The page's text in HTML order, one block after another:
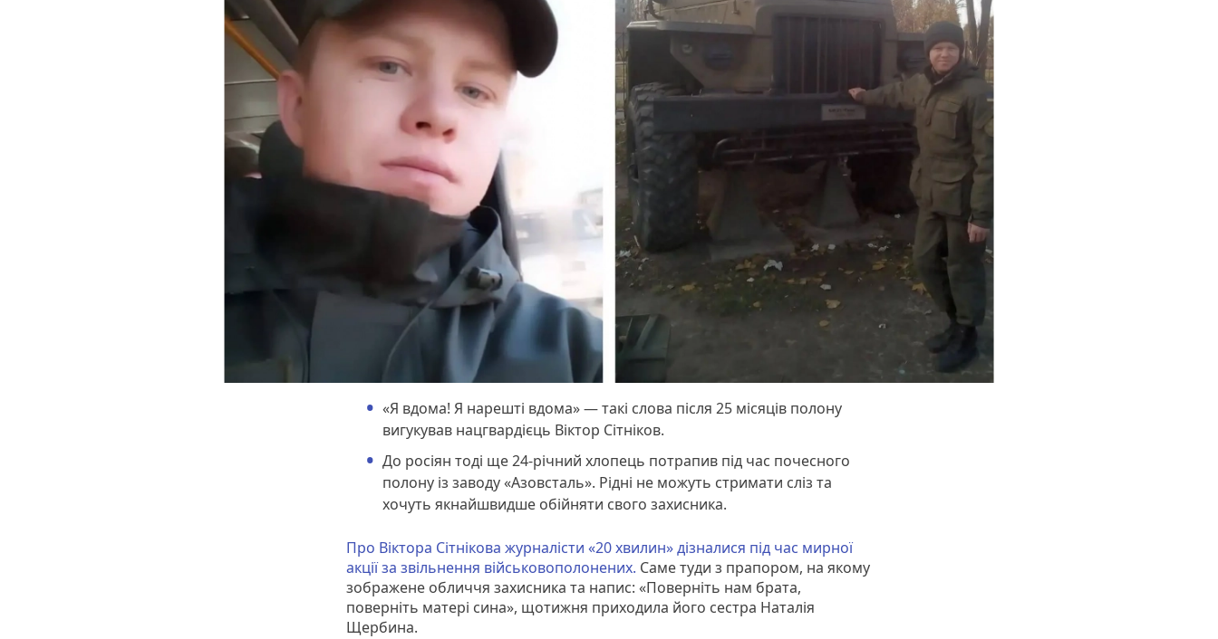
«Я вдома! Я нарешті вдома» — такі слова після 25 місяців полону
вигукував нацгвардієць Віктор Сітніков.
До росіян тоді ще 24-річний хлопець потрапив під час почесного
полону із заводу «Азовсталь». Рідні не можуть стримати сліз та
хочуть якнайшвидше обійняти свого захисника.
Про Віктора Сітнікова журналісти «20 хвилин» дізналися під час мирної
акції за звільнення військовополонених. Саме туди з прапором, на якому
зображене обличчя захисника та напис: «Поверніть нам брата,
поверніть матері сина», щотижня приходила його сестра Наталія
Щербина.